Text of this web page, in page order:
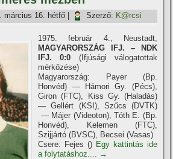
március 16. hétfő Szerző: K@rcsi
1975. február 4., Neustadt,
MAGYARORSZÁG IFJ. – NDK
IFJ. 0:0 (Ifjúsági válogatottak
mérkőzése)
Magyarország: Payer (Bp.
Honvéd) — Hámori Gy. (Pécs),
Giron (FTC), Kiss Gy. (Haladás)
— Gellért (KSI), Szűcs (DVTK)
— Májer (Videoton), Tóth E. (Bp.
Honvéd), Kelemen (FTC),
Szijjártó (BVSC), Becsei (Vasas)
Csere: Fejes () Egy kattintás ide
a folytatáshoz....
→